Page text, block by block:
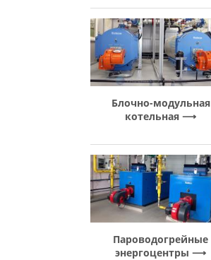
Блочно-модульная
котельная
Пароводогрейные
энергоцентры